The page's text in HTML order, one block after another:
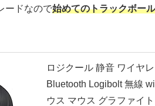
ードなので始めてのトラックボー
ロジクール 静音 ワイヤ
Bluetooth Logibolt 無線
ウス マウス グラファイ